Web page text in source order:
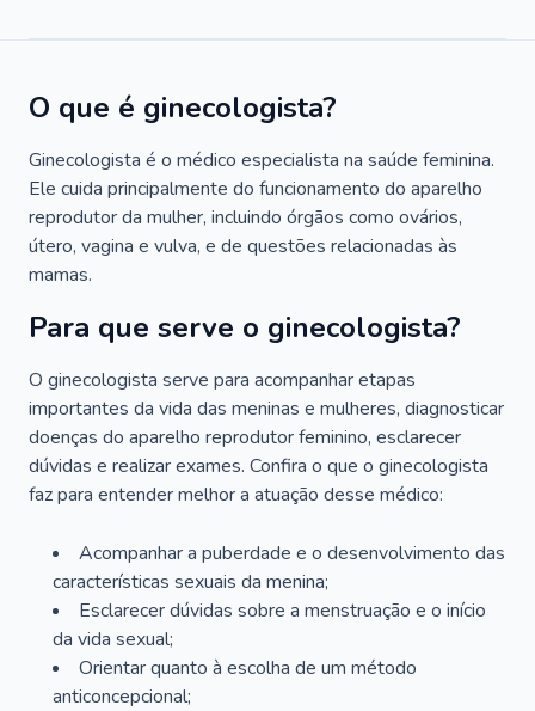
O que é ginecologista?
Ginecologista é o médico especialista na saúde feminina.
Ele cuida principalmente do funcionamento do aparelho
reprodutor da mulher, incluindo órgãos como ovários,
útero, vagina e vulva, e de questões relacionadas às
mamas.
Para que serve o ginecologista?
O ginecologista serve para acompanhar etapas
importantes da vida das meninas e mulheres, diagnosticar
doenças do aparelho reprodutor feminino, esclarecer
dúvidas e realizar exames. Confira o que o ginecologista
faz para entender melhor a atuação desse médico:
Acompanhar a puberdade e o desenvolvimento das
características sexuais da menina;
Esclarecer dúvidas sobre a menstruação e o início
da vida sexual;
Orientar quanto à escolha de um método
anticoncepcional;